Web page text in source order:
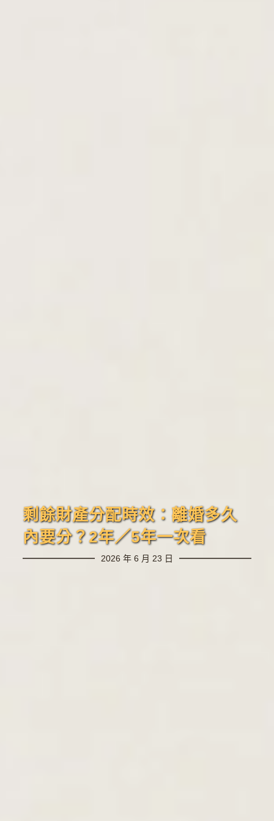
剩餘財產分配時效：離婚多久
內要分？2年／5年一次看
2026 年 6 月 23 日